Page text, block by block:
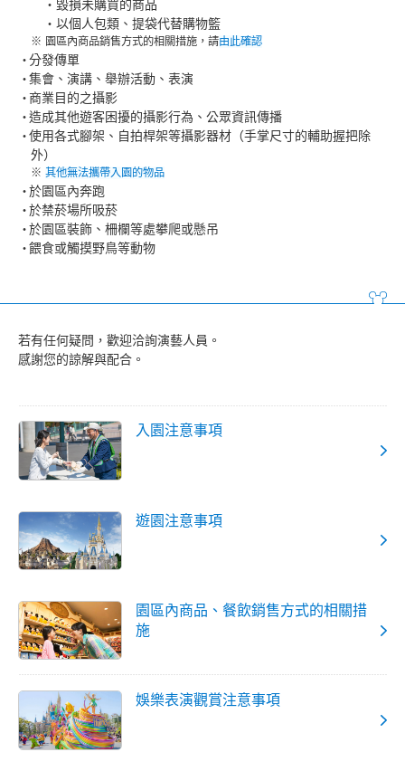
・毀損未購買的商品
・以個人包類、提袋代替購物籃
園區內商品銷售方式的相關措施，請由此確認
分發傳單
集會、演講、舉辦活動、表演
商業目的之攝影
造成其他遊客困擾的攝影行為、公眾資訊傳播
使用各式腳架、自拍桿架等攝影器材（手掌尺寸的輔助握把除
外）
其他無法攜帶入園的物品
於園區內奔跑
於禁菸場所吸菸
於園區裝飾、柵欄等處攀爬或懸吊
餵食或觸摸野鳥等動物
若有任何疑問，歡迎洽詢演藝人員。
感謝您的諒解與配合。
入園注意事項
遊園注意事項
園區內商品、餐飲銷售方式的相關措
施
娛樂表演觀賞注意事項